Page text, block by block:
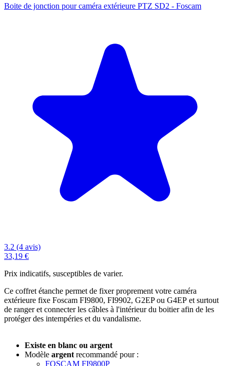
Boite de jonction pour caméra extérieure PTZ SD2 - Foscam
3.2 (4 avis)
33,19 €
Prix indicatifs, susceptibles de varier.
Ce coffret étanche permet de fixer proprement votre caméra
extérieure fixe Foscam FI9800, FI9902, G2EP ou G4EP et surtout
de ranger et connecter les câbles à l'intérieur du boitier afin de les
protéger des intempéries et du vandalisme.
Existe en blanc ou argent
Modèle argent recommandé pour :
FOSCAM FI9800P